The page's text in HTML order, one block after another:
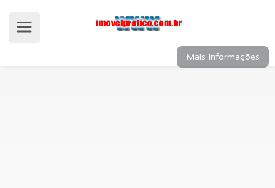
Mais Informações